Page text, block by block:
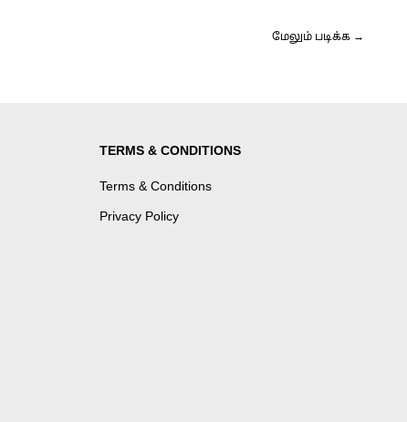
மேலும் படிக்க →
TERMS & CONDITIONS
Terms & Conditions
Privacy Policy